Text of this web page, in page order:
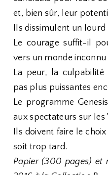
et, bien sûr, leur
Ils dissimulent un lourd
Le courage suffit-il
vers un monde inconnu
La peur, la
pas plus puissantes
Le programme
aux spectateurs sur les
Ils doivent faire le
soit trop tard.
Papier (300 pages) et